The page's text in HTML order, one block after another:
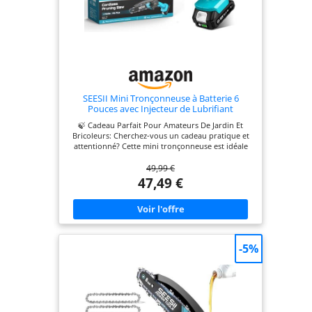
SEESII Mini Tronçonneuse à Batterie 6
Pouces avec Injecteur de Lubrifiant
🍃 Cadeau Parfait Pour Amateurs De Jardin Et
Bricoleurs: Cherchez-vous un cadeau pratique et
attentionné? Cette mini tronçonneuse est idéale
jardiniers, et même les seniors souffrant
d'arthrite. Parfaite pour Noël, la fête des Mères,
des Pères ou les anniversaires, c'est un présent
qui combine puissance, confort et polyvalence—
idéal pour tous ceux qui aiment travailler de leurs
mains 🍃 Puissance À Toute Épreuve—Moteur
de 900W, SEESII mini tronçonneuse à batterie
coupe des bûches jusqu'à 15 cm d'épaisseur en
quelques secondes—3 fois plus rapidement que
les outils manuels. Le réservoir d'huile intégré
permet une lubrification manuelle de la chaîne par
simple pression d'un bouton, assurant un
49,99 €
47,49 €
-5%